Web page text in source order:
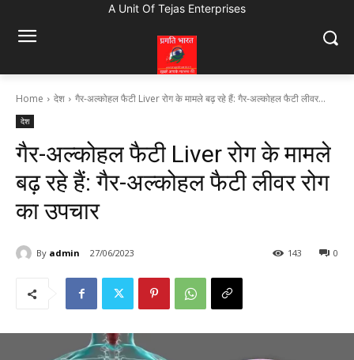
A Unit Of Tejas Enterprises
Home देश गैर-अल्कोहल फैटी Liver रोग के मामले बढ़ रहे हैं: गैर-अल्कोहल फैटी लीवर...
देश
गैर-अल्कोहल फैटी Liver रोग के मामले
बढ़ रहे हैं: गैर-अल्कोहल फैटी लीवर रोग
का उपचार
By admin 27/06/2023 0
143